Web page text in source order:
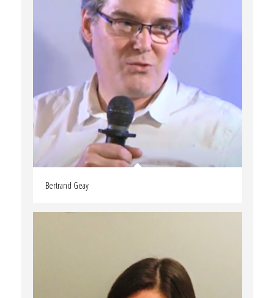
Bertrand Geay